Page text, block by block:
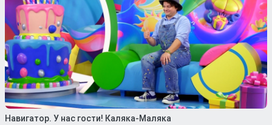
Навигатор. У нас гости! Каляка-Маляка